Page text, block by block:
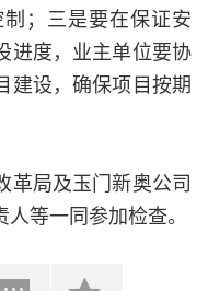
；三是要在保证安
进度，业主单位要协
建设，确保项目按期
革局及玉门新奥公司
等一同参加检查。